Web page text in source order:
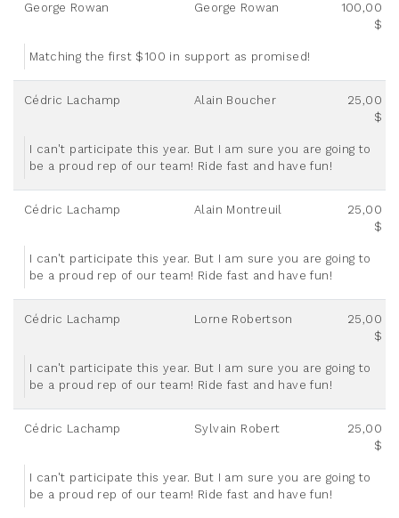
George Rowan George Rowan
100,00
$
Matching the first $100 in support as promised!
Cédric Lachamp Alain Boucher
25,00
$
I can't participate this year. But I am sure you are going to
be a proud rep of our team! Ride fast and have fun!
Cédric Lachamp Alain Montreuil
25,00
$
I can't participate this year. But I am sure you are going to
be a proud rep of our team! Ride fast and have fun!
Cédric Lachamp Lorne Robertson
25,00
$
I can't participate this year. But I am sure you are going to
be a proud rep of our team! Ride fast and have fun!
Cédric Lachamp Sylvain Robert
25,00
$
I can't participate this year. But I am sure you are going to
be a proud rep of our team! Ride fast and have fun!